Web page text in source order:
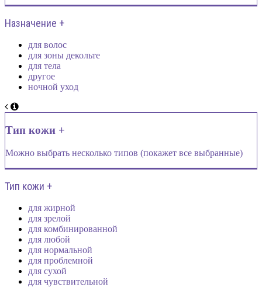
Назначение +
для волос
для зоны декольте
для тела
другое
ночной уход
Тип кожи +
Можно выбрать несколько типов (покажет все выбранные)
Тип кожи +
для жирной
для зрелой
для комбинированной
для любой
для нормальной
для проблемной
для сухой
для чувствительной